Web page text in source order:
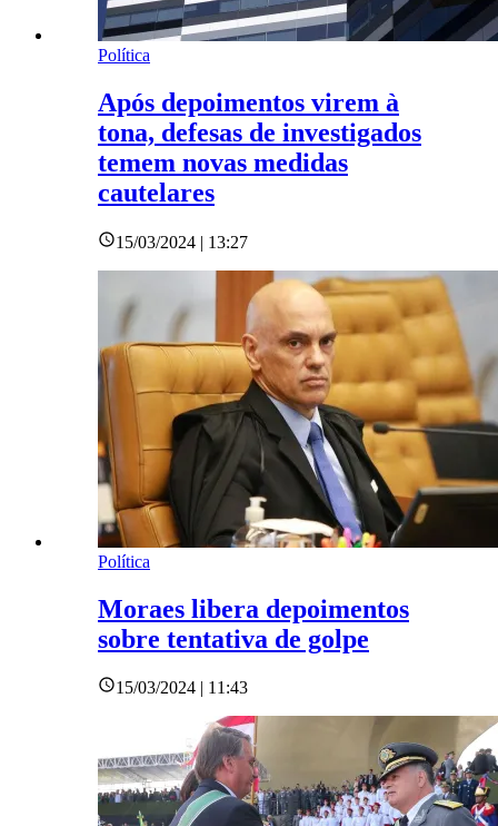
Política
Após depoimentos virem à
tona, defesas de investigados
temem novas medidas
cautelares
15/03/2024 | 13:27
Política
Moraes libera depoimentos
sobre tentativa de golpe
15/03/2024 | 11:43